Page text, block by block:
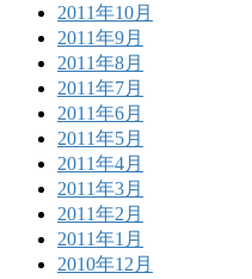
2011年10月
2011年9月
2011年8月
2011年7月
2011年6月
2011年5月
2011年4月
2011年3月
2011年2月
2011年1月
2010年12月